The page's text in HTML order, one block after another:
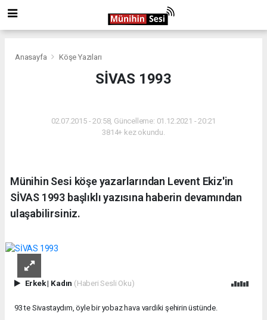
Anasayfa Köşe Yazıları
SİVAS 1993
02.07.2015 - 20:58, Güncelleme: 01.12.2021 - 20:21
3814+ kez okundu.
Münihin Sesi köşe yazarlarından Levent Ekiz'in
SİVAS 1993 başlıklı yazısına haberin devamından
ulaşabilirsiniz.
Erkek| Kadın (Haberi Sesli Oku)
93 te Sivastaydım, öyle bir yobaz hava vardiki şehirin üstünde.